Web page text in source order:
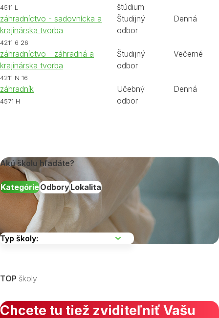
4511 L
štúdium
záhradníctvo - sadovnícka a
krajinárska tvorba
4211 6 26
Študijný
odbor
Denná
záhradníctvo - záhradná a
krajinárska tvorba
4211 N 16
Študijný
odbor
Večerné
záhradník
4571 H
Učebný
odbor
Denná
Akú školu hľadáte?
KategórieOdboryLokalita
TOP školy
Chcete tu tiež zviditeľniť Vašu